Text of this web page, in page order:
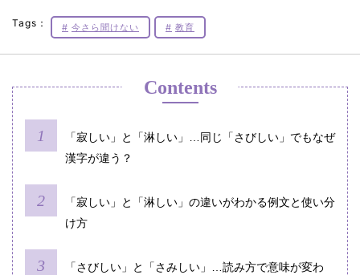
Tags： 今さら聞けない 教育
Contents
「寂しい」と「淋しい」…同じ「さびしい」でもなぜ
漢字が違う？
「寂しい」と「淋しい」の違いがわかる例文と使い分
け方
「さびしい」と「さみしい」…読み方で意味が変わ